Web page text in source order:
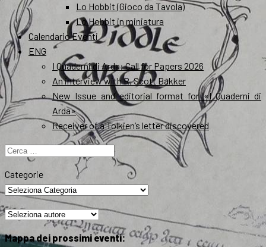
Lo Hobbit (Gioco da Tavola)
Lo Hobbit in miniatura
Calendario Eventi
ENG
I Quaderni di Arda: Call for Papers 2026
An interview with R. Scott Bakker
New Issue and editorial format for «I Quaderni di
Arda»
Receiver of a Tolkien’s letter discovered
Ricerca
Categorie
Mappa dei prossimi eventi: